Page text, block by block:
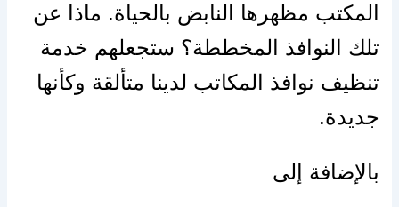
المكتب مظهرها النابض بالحياة. ماذا عن
تلك النوافذ المخططة؟ ستجعلهم خدمة
تنظيف نوافذ المكاتب لدينا متألقة وكأنها
جديدة.
بالإضافة إلى